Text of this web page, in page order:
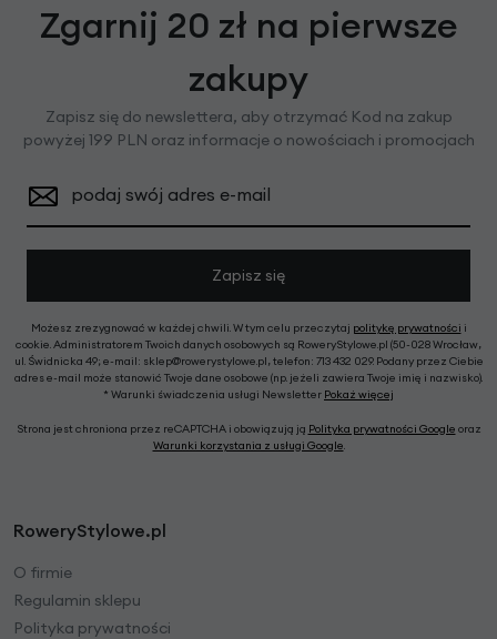
Zgarnij 20 zł na pierwsze
zakupy
Zapisz się do newslettera, aby otrzymać Kod na zakup
powyżej 199 PLN oraz informacje o nowościach i promocjach
podaj swój adres e-mail
Zapisz się
Możesz zrezygnować w każdej chwili. W tym celu przeczytaj politykę prywatności i
cookie. Administratorem Twoich danych osobowych są RoweryStylowe.pl (50-028 Wrocław,
ul. Świdnicka 49; e-mail: sklep@rowerystylowe.pl, telefon: 713 432 029. Podany przez Ciebie
adres e-mail może stanowić Twoje dane osobowe (np. jeżeli zawiera Twoje imię i nazwisko).
* Warunki świadczenia usługi Newsletter Pokaż więcej
Strona jest chroniona przez reCAPTCHA i obowiązują ją Polityka prywatności Google oraz
Warunki korzystania z usługi Google.
RoweryStylowe.pl
O firmie
Regulamin sklepu
Polityka prywatności